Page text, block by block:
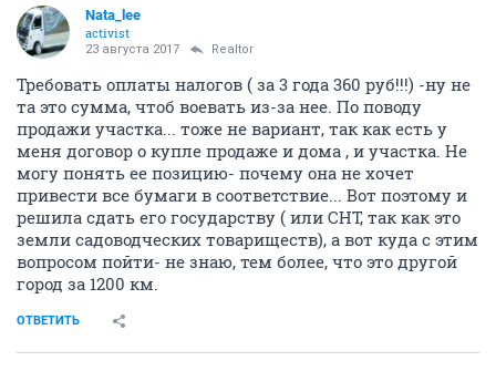
Nata_lee
activist
23 августа 2017 Realtor
Требовать оплаты налогов ( за 3 года 360 руб!!!) -ну не
та это сумма, чтоб воевать из-за нее. По поводу
продажи участка... тоже не вариант, так как есть у
меня договор о купле продаже и дома , и участка. Не
могу понять ее позицию- почему она не хочет
привести все бумаги в соответствие... Вот поэтому и
решила сдать его государству ( или СНТ, так как это
земли садоводческих товариществ), а вот куда с этим
вопросом пойти- не знаю, тем более, что это другой
город за 1200 км.
ОТВЕТИТЬ